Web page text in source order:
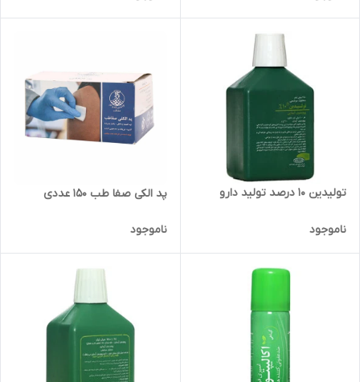
تولیدین 10 درصد تولید دارو
ناموجود
پد الکی صفا طب 150 عددی
ناموجود